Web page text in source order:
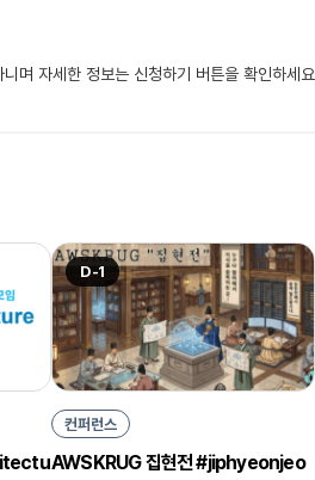
며 자세한 정보는 신청하기 버튼을 확인하세요
D-1
컨퍼런스
AWSKRUG 집현전 #jiphyeonjeo